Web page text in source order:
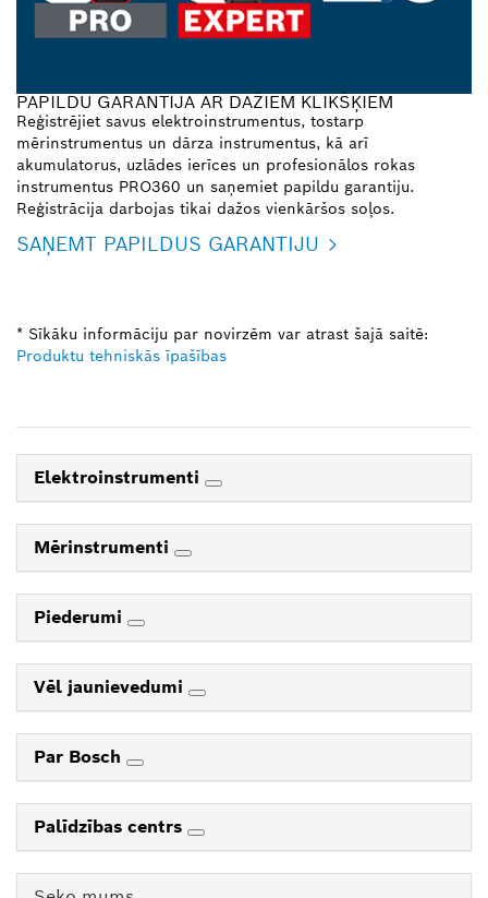
PAPILDU GARANTIJA AR DAŽIEM KLIKŠĶIEM
Reģistrējiet savus elektroinstrumentus, tostarp
mērinstrumentus un dārza instrumentus, kā arī
akumulatorus, uzlādes ierīces un profesionālos rokas
instrumentus PRO360 un saņemiet papildu garantiju.
Reģistrācija darbojas tikai dažos vienkāršos soļos.
SAŅEMT PAPILDUS GARANTIJU
* Sīkāku informāciju par novirzēm var atrast šajā saitē:
Produktu tehniskās īpašības
Elektroinstrumenti
Mērinstrumenti
Piederumi
Vēl jaunievedumi
Par Bosch
Palīdzības centrs